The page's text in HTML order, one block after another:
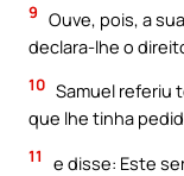
9 Ouve, pois, a
declara-lhe o
10 Samuel referiu
que lhe tinha
11
e disse: Este